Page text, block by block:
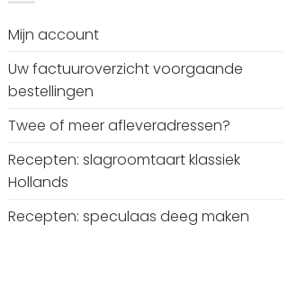
Mijn account
Uw factuuroverzicht voorgaande
bestellingen
Twee of meer afleveradressen?
Recepten: slagroomtaart klassiek
Hollands
Recepten: speculaas deeg maken